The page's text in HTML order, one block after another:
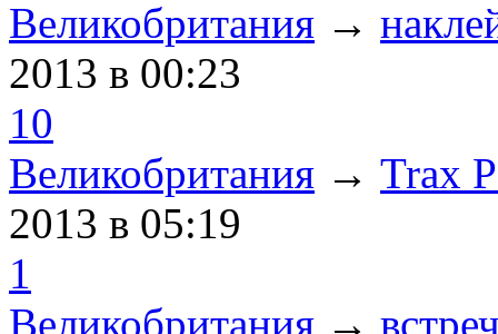
Великобритания →
2013 в 00:23
10
Великобритания → Trax
2013 в 05:19
1
Великобритания →